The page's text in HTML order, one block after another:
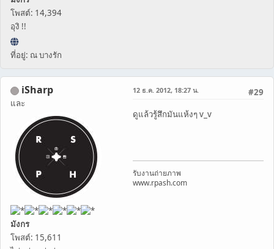
โพสต์: 14,394
อุงิ !!
ที่อยู่: ณ บางรัก
iSharp
และ
มังกร
โพสต์: 15,611
#29
12 ธ.ค. 2012, 18:27 น.
ดูแล้วรู้สึกมันแห้งๆ v_v
รับงานถ่ายภาพ
www.rpash.com